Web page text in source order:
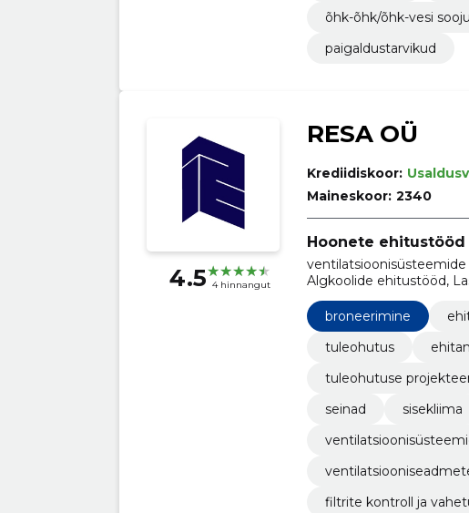
õhk-õhk/õhk-vesi
paigaldustarvikud
4.5 4 hinnangut
RESA OÜ
Krediidiskoor:
Maineskoor: 2340
Hoonete ehitustööd
Algkoolide ehitustööd,
ajaga, spordiga,
ehitustööd,
ehitustööd,
broneerimine
tuleohutus
tuleohutuse
seinad
sisekliima
filtrite kontroll ja